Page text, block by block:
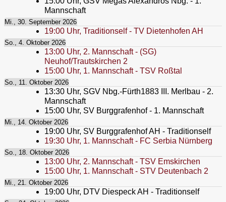
Mannschaft
Mi., 30. September 2026
19:00 Uhr, Traditionself - TV Dietenhofen AH
So., 4. Oktober 2026
13:00 Uhr, 2. Mannschaft - (SG)
Neuhof/Trautskirchen 2
15:00 Uhr, 1. Mannschaft - TSV Roßtal
So., 11. Oktober 2026
13:30 Uhr, SGV Nbg.-Fürth1883 III. Merlbau - 2.
Mannschaft
15:00 Uhr, SV Burggrafenhof - 1. Mannschaft
Mi., 14. Oktober 2026
19:00 Uhr, SV Burggrafenhof AH - Traditionself
19:30 Uhr, 1. Mannschaft - FC Serbia Nürnberg
So., 18. Oktober 2026
13:00 Uhr, 2. Mannschaft - TSV Emskirchen
15:00 Uhr, 1. Mannschaft - STV Deutenbach 2
Mi., 21. Oktober 2026
19:00 Uhr, DTV Diespeck AH - Traditionself